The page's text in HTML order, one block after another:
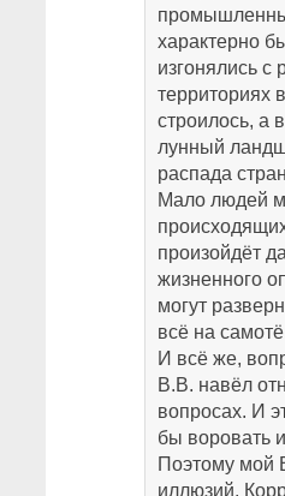
характерно
изгонялись с
территориях
строилось, а
лунный
распада
Мало людей
произойдёт
жизненного
могут
всё на
И всё же,
В.В. навёл
вопросах. И
бы воровать
Поэтому мой
иллюзий.